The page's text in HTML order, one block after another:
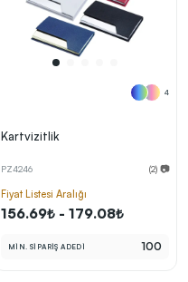
4
Kartvizitlik
PZ4246 (2) 📷
Fiyat Listesi Aralığı
156.69₺ - 179.08₺
MİN. SİPARİŞ ADEDİ 100